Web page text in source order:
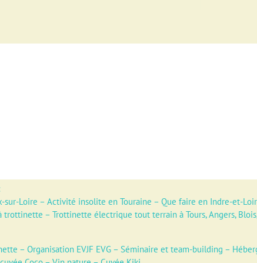
sur-Loire – Activité insolite en Touraine – Que faire en Indre-et-
trottinette – Trottinette électrique tout terrain à Tours, Angers,
– Organisation EVJF EVG – Séminaire et team-building –